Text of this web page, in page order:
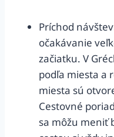
Príchod
očakávanie
začiatku. V
podľa miesta a
miesta sú
Cestovné
sa môžu meniť